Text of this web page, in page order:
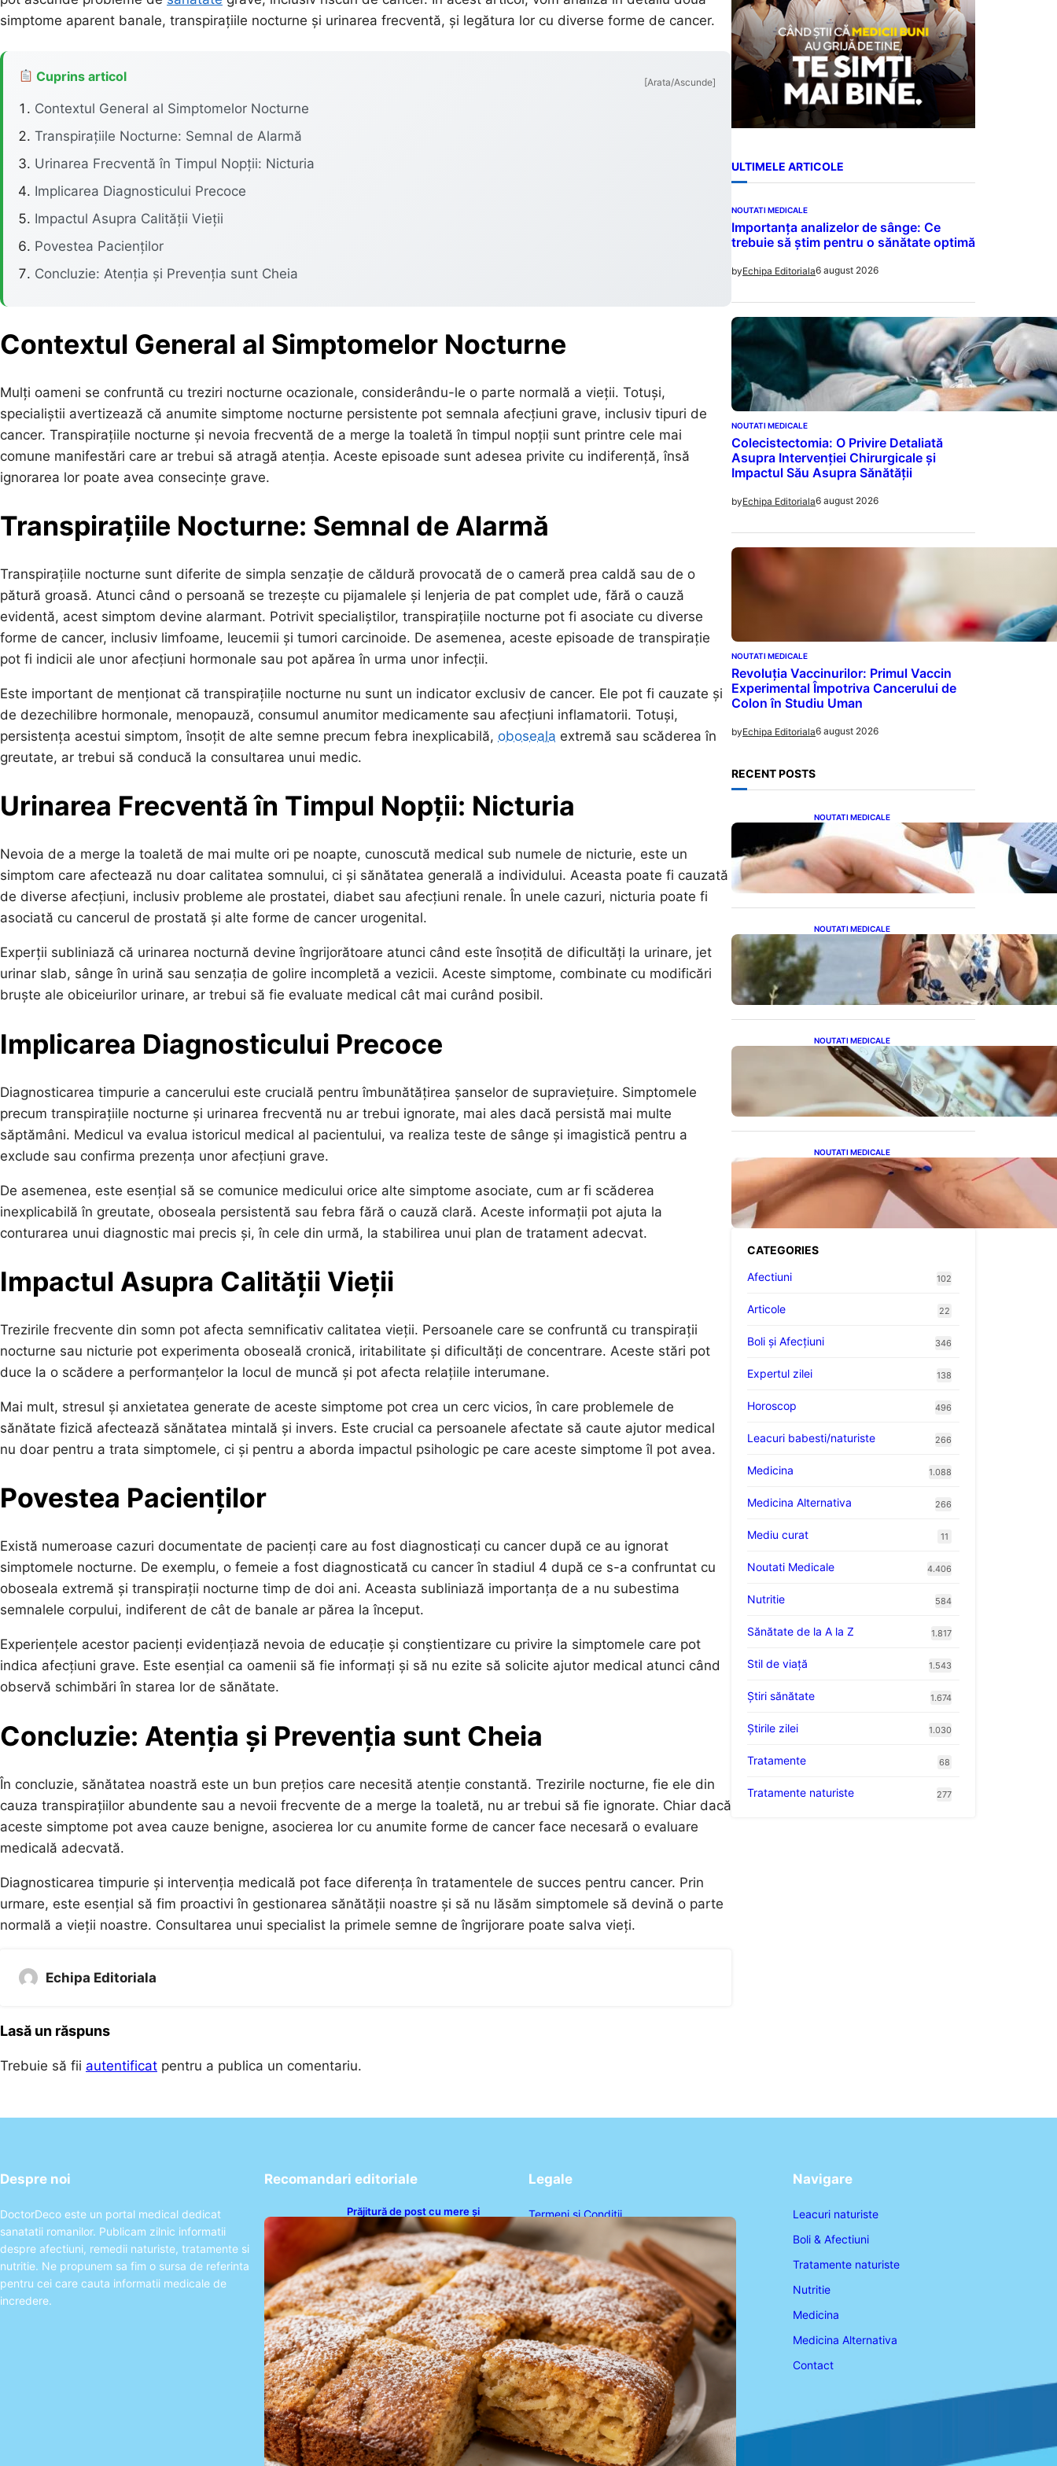
simptome aparent banale, transpirațiile nocturne și urinarea frecventă, și legătura lor cu diverse forme de cancer.
Cuprins articol [Arata/Ascunde]
Contextul General al Simptomelor Nocturne
Transpirațiile Nocturne: Semnal de Alarmă
Urinarea Frecventă în Timpul Nopții: Nicturia
Implicarea Diagnosticului Precoce
Impactul Asupra Calității Vieții
Povestea Pacienților
Concluzie: Atenția și Prevenția sunt Cheia
Contextul General al Simptomelor Nocturne
Mulți oameni se confruntă cu treziri nocturne ocazionale, considerându-le o parte normală a vieții. Totuși,
specialiștii avertizează că anumite simptome nocturne persistente pot semnala afecțiuni grave, inclusiv tipuri de
cancer. Transpirațiile nocturne și nevoia frecventă de a merge la toaletă în timpul nopții sunt printre cele mai
comune manifestări care ar trebui să atragă atenția. Aceste episoade sunt adesea privite cu indiferență, însă
ignorarea lor poate avea consecințe grave.
Transpirațiile Nocturne: Semnal de Alarmă
Transpirațiile nocturne sunt diferite de simpla senzație de căldură provocată de o cameră prea caldă sau de o
pătură groasă. Atunci când o persoană se trezește cu pijamalele și lenjeria de pat complet ude, fără o cauză
evidentă, acest simptom devine alarmant. Potrivit specialiștilor, transpirațiile nocturne pot fi asociate cu diverse
forme de cancer, inclusiv limfoame, leucemii și tumori carcinoide. De asemenea, aceste episoade de transpirație
pot fi indicii ale unor afecțiuni hormonale sau pot apărea în urma unor infecții.
Este important de menționat că transpirațiile nocturne nu sunt un indicator exclusiv de cancer. Ele pot fi cauzate și
de dezechilibre hormonale, menopauză, consumul anumitor medicamente sau afecțiuni inflamatorii. Totuși,
persistența acestui simptom, însoțit de alte semne precum febra inexplicabilă, oboseala extremă sau scăderea în
greutate, ar trebui să conducă la consultarea unui medic.
Urinarea Frecventă în Timpul Nopții: Nicturia
Nevoia de a merge la toaletă de mai multe ori pe noapte, cunoscută medical sub numele de nicturie, este un
simptom care afectează nu doar calitatea somnului, ci și sănătatea generală a individului. Aceasta poate fi cauzată
de diverse afecțiuni, inclusiv probleme ale prostatei, diabet sau afecțiuni renale. În unele cazuri, nicturia poate fi
asociată cu cancerul de prostată și alte forme de cancer urogenital.
Experții subliniază că urinarea nocturnă devine îngrijorătoare atunci când este însoțită de dificultăți la urinare, jet
urinar slab, sânge în urină sau senzația de golire incompletă a vezicii. Aceste simptome, combinate cu modificări
bruște ale obiceiurilor urinare, ar trebui să fie evaluate medical cât mai curând posibil.
Implicarea Diagnosticului Precoce
Diagnosticarea timpurie a cancerului este crucială pentru îmbunătățirea șanselor de supraviețuire. Simptomele
precum transpirațiile nocturne și urinarea frecventă nu ar trebui ignorate, mai ales dacă persistă mai multe
săptămâni. Medicul va evalua istoricul medical al pacientului, va realiza teste de sânge și imagistică pentru a
exclude sau confirma prezența unor afecțiuni grave.
De asemenea, este esențial să se comunice medicului orice alte simptome asociate, cum ar fi scăderea
inexplicabilă în greutate, oboseala persistentă sau febra fără o cauză clară. Aceste informații pot ajuta la
conturarea unui diagnostic mai precis și, în cele din urmă, la stabilirea unui plan de tratament adecvat.
Impactul Asupra Calității Vieții
Trezirile frecvente din somn pot afecta semnificativ calitatea vieții. Persoanele care se confruntă cu transpirații
nocturne sau nicturie pot experimenta oboseală cronică, iritabilitate și dificultăți de concentrare. Aceste stări pot
duce la o scădere a performanțelor la locul de muncă și pot afecta relațiile interumane.
Mai mult, stresul și anxietatea generate de aceste simptome pot crea un cerc vicios, în care problemele de
sănătate fizică afectează sănătatea mintală și invers. Este crucial ca persoanele afectate să caute ajutor medical
nu doar pentru a trata simptomele, ci și pentru a aborda impactul psihologic pe care aceste simptome îl pot avea.
Povestea Pacienților
Există numeroase cazuri documentate de pacienți care au fost diagnosticați cu cancer după ce au ignorat
simptomele nocturne. De exemplu, o femeie a fost diagnosticată cu cancer în stadiul 4 după ce s-a confruntat cu
oboseala extremă și transpirații nocturne timp de doi ani. Aceasta subliniază importanța de a nu subestima
semnalele corpului, indiferent de cât de banale ar părea la început.
Experiențele acestor pacienți evidențiază nevoia de educație și conștientizare cu privire la simptomele care pot
indica afecțiuni grave. Este esențial ca oamenii să fie informați și să nu ezite să solicite ajutor medical atunci când
observă schimbări în starea lor de sănătate.
Concluzie: Atenția și Prevenția sunt Cheia
În concluzie, sănătatea noastră este un bun prețios care necesită atenție constantă. Trezirile nocturne, fie ele din
cauza transpirațiilor abundente sau a nevoii frecvente de a merge la toaletă, nu ar trebui să fie ignorate. Chiar dacă
aceste simptome pot avea cauze benigne, asocierea lor cu anumite forme de cancer face necesară o evaluare
medicală adecvată.
Diagnosticarea timpurie și intervenția medicală pot face diferența în tratamentele de succes pentru cancer. Prin
urmare, este esențial să fim proactivi în gestionarea sănătății noastre și să nu lăsăm simptomele să devină o parte
normală a vieții noastre. Consultarea unui specialist la primele semne de îngrijorare poate salva vieți.
Echipa Editoriala
Lasă un răspuns
Trebuie să fii autentificat pentru a publica un comentariu.
ULTIMELE ARTICOLE
NOUTATI MEDICALE
Importanța analizelor de sânge: Ce
trebuie să știm pentru o sănătate optimă
byEchipa Editoriala6 august 2026
NOUTATI MEDICALE
Colecistectomia: O Privire Detaliată
Asupra Intervenției Chirurgicale și
Impactul Său Asupra Sănătății
byEchipa Editoriala6 august 2026
NOUTATI MEDICALE
Revoluția Vaccinurilor: Primul Vaccin
Experimental Împotriva Cancerului de
Colon în Studiu Uman
byEchipa Editoriala6 august 2026
RECENT POSTS
NOUTATI MEDICALE
Acordul României cu Banca
Mondială: O Analiză
Detaliată a Împrumutului și
Condițiilor Impuse
NOUTATI MEDICALE
Nașterea prințesei Eugenie
la Lisabona: O alegere plină
de semnificație pentru
familia regală britanică
NOUTATI MEDICALE
Revoluția Bateriilor pentru
Telefoane: Avantaje,
Provocări și Viitorul
Tehnologiei Energetice
NOUTATI MEDICALE
Varicele și Umflarea
Picioarelor pe Caniculă:
Înțelegerea Simptomelor și
Măsurilor de Prevenție
CATEGORIES
Afectiuni
102
Articole 22
Boli și Afecțiuni 346
Expertul zilei 138
Horoscop 496
Leacuri babesti/naturiste 266
Medicina 1.088
Medicina Alternativa 266
Mediu curat 11
Noutati Medicale 4.406
Nutritie 584
Sănătate de la A la Z 1.817
Stil de viaţă 1.543
Ştiri sănătate 1.674
Știrile zilei 1.030
Tratamente 68
Tratamente naturiste 277
Despre noi
DoctorDeco este un portal medical dedicat
sanatatii romanilor. Publicam zilnic informatii
despre afectiuni, remedii naturiste, tratamente si
nutritie. Ne propunem sa fim o sursa de referinta
pentru cei care cauta informatii medicale de
incredere.
Recomandari editoriale
Prăjitură de post cu mere și
scorțișoară: O Delicatesă Dulce
pentru Postul Adormirii Maicii
Domnului
Legale
Termeni și Condiții
Politica de Confidențialitate
Politica de Cookies
Disclaimer
Contact
Navigare
Leacuri naturiste
Boli & Afectiuni
Tratamente naturiste
Nutritie
Medicina
Medicina Alternativa
Contact